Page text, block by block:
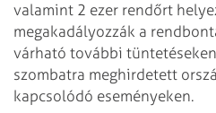
valamint 2 ezer rendőrt
megakadályozzák a
várható további
szombatra meghirdetett
kapcsolódó eseményeken.